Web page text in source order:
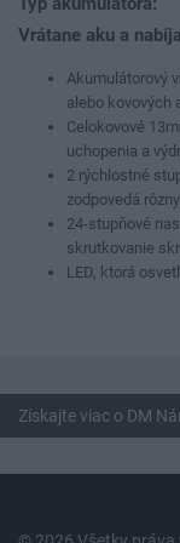
Vrátane aku a
Akumulátorový
alebo kovových
Celokovové
uchopenia a
2 rýchlostné
zodpovedá
24-stupňové
skrutkovanie
LED, ktorá
Získajte viac o DM